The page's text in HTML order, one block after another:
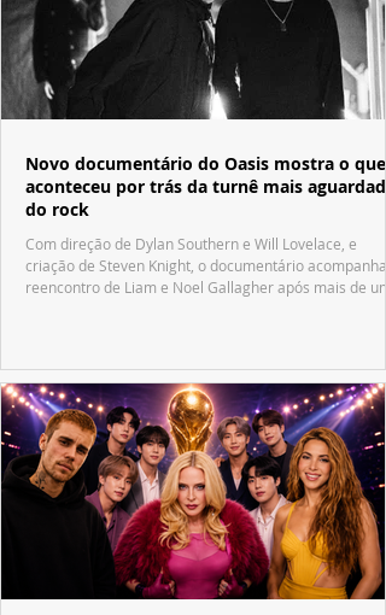
Novo documentário do Oasis mostra o que
aconteceu por trás da turnê mais aguardada
do rock
Com direção de Dylan Southern e Will Lovelace, e
criação de Steven Knight, o documentário acompanha
reencontro de Liam e Noel Gallagher após mais de